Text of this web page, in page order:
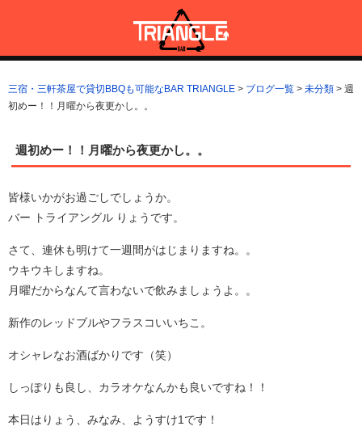
ン
へ
ス
三宿・三軒茶屋で貸切BBQも可能なBAR TRIANGLE
三宿・三軒茶屋A5ランクの貸切BBQも可能なBAR TRIANGLE(バー・
トライアングル)
三宿・三軒茶屋で貸切BBQも可能なBAR TRIANGLE > ブログ一覧 > 未分類 > 週
初めー！！月曜から夜更かし。。
週初めー！！月曜から夜更かし。。
皆様いかがお過ごしでしょうか。
バー トライアングル りょうです。
さて、連休も明けて一週間がはじまりますね。。
ウキウキしますね。
月曜だからなんて言わないで飲みましょうよ。。
新作のレッドブルやフラスコいいちこ。
オシャレなお酒ばかりです（笑）
しっぽりも良し、カラオケなんかも良いですね！！
本日はりょう、みなみ、ようすけ1です！